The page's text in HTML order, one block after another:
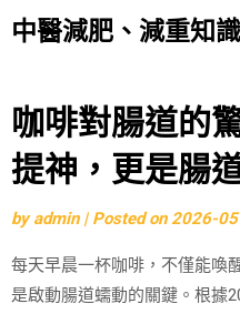
中醫減肥、減重知
Skip
to
content
咖啡對腸道的
提神，更是腸
byadmin | Posted on2026-
每天早晨一杯咖啡，不僅能喚
是啟動腸道蠕動的關鍵。根據